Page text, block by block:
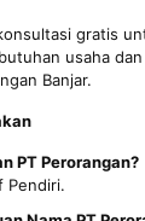
gratis
usaha
Banjar.
PT Perorangan?
Pendiri.